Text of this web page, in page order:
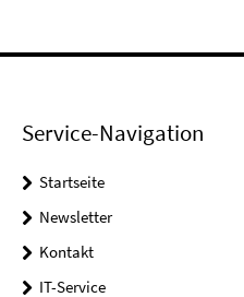
Service-Navigation
Startseite
Newsletter
Kontakt
IT-Service